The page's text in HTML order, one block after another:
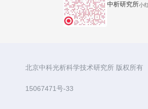
中析研究所小
北京中科光析科学技术研究所 版权所有
15067471号-33